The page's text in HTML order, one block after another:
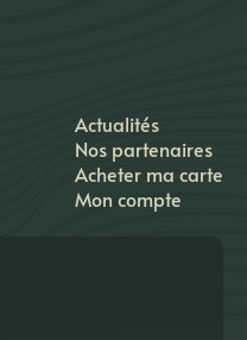
Actualités
Nos partenaires
Acheter ma carte
Mon compte